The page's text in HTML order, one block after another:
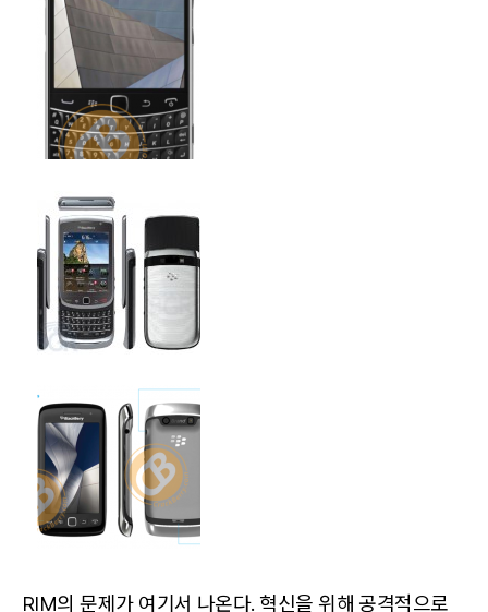
RIM의 문제가 여기서 나온다. 혁신을 위해 공격적으로